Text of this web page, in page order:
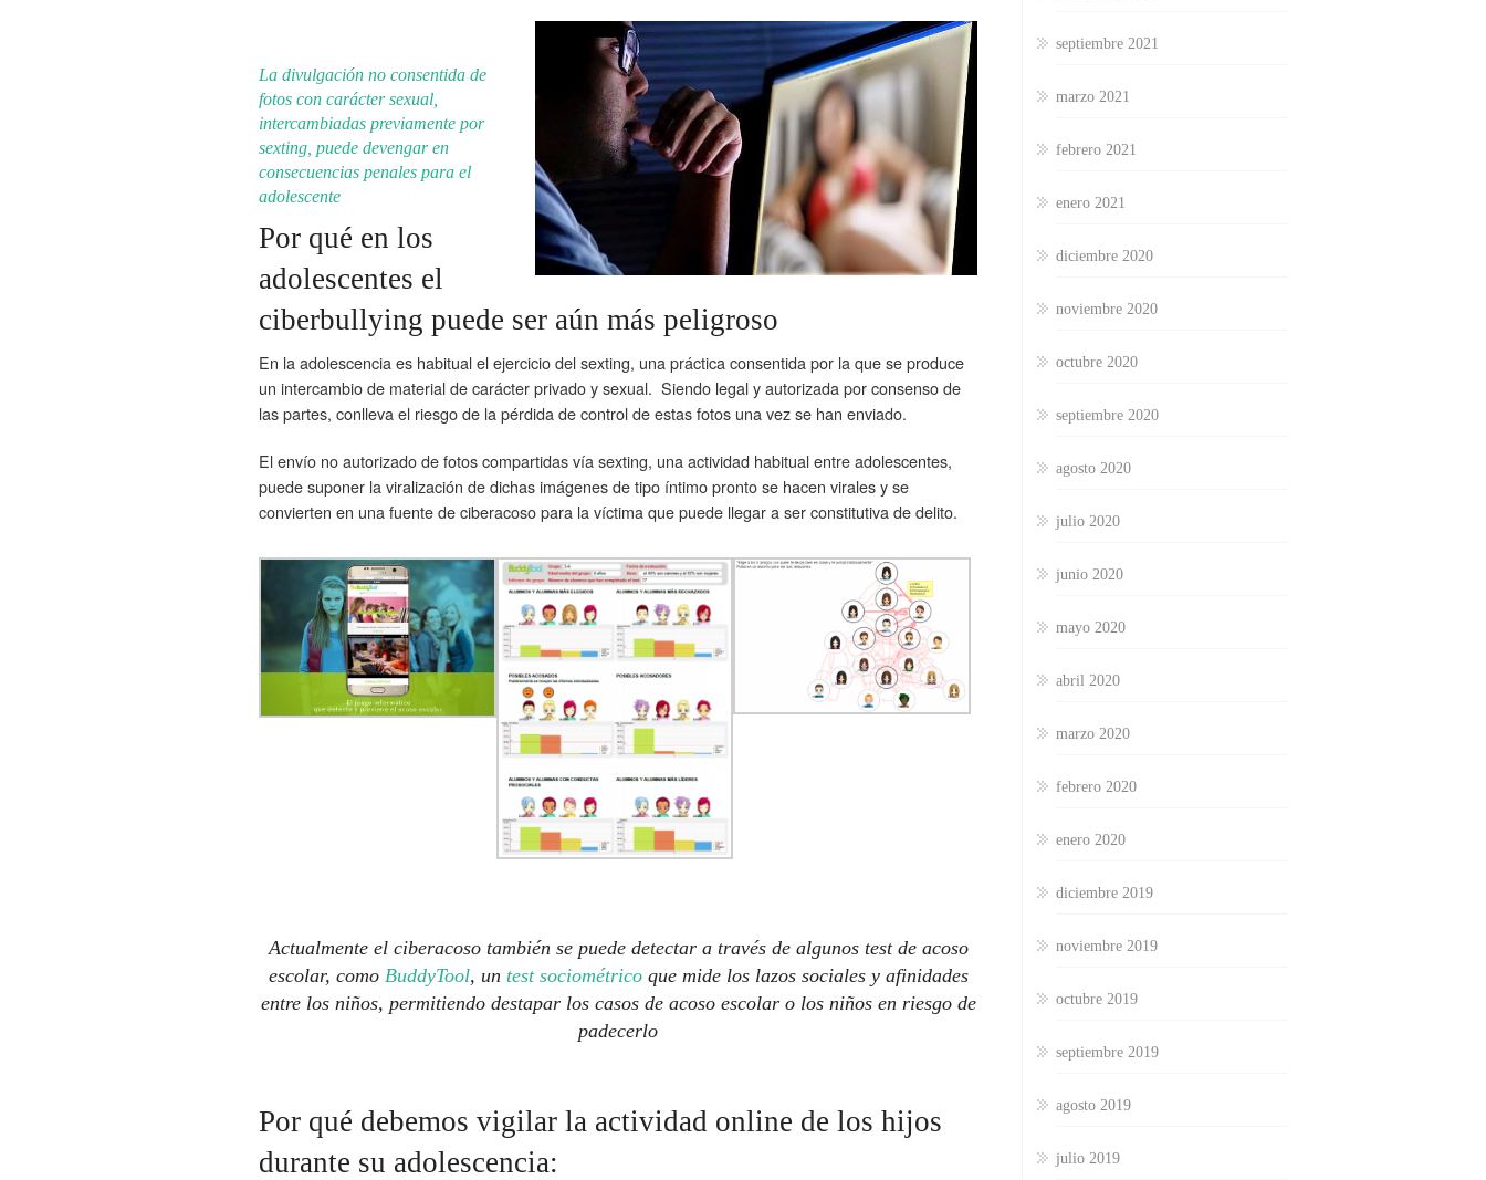
La divulgación no consentida de
fotos con carácter sexual,
intercambiadas previamente por
sexting, puede devengar en
consecuencias penales para el
adolescente
Por qué en los
adolescentes el
ciberbullying puede ser aún más peligroso
En la adolescencia es habitual el ejercicio del sexting, una práctica consentida por la que se produce
un intercambio de material de carácter privado y sexual. Siendo legal y autorizada por consenso de
las partes, conlleva el riesgo de la pérdida de control de estas fotos una vez se han enviado.
El envío no autorizado de fotos compartidas vía sexting, una actividad habitual entre adolescentes,
puede suponer la viralización de dichas imágenes de tipo íntimo pronto se hacen virales y se
convierten en una fuente de ciberacoso para la víctima que puede llegar a ser constitutiva de delito.
Actualmente el ciberacoso también se puede detectar a través de algunos test de acoso
escolar, como BuddyTool, un test sociométricoque mide los lazos sociales y afinidades
entre los niños, permitiendo destapar los casos de acoso escolar o los niños en riesgo de
padecerlo
Por qué debemos vigilar la actividad online de los hijos
durante su adolescencia:
septiembre 2021
marzo 2021
febrero 2021
enero 2021
diciembre 2020
noviembre 2020
octubre 2020
septiembre 2020
agosto 2020
julio 2020
junio 2020
mayo 2020
abril 2020
marzo 2020
febrero 2020
enero 2020
diciembre 2019
noviembre 2019
octubre 2019
septiembre 2019
agosto 2019
julio 2019